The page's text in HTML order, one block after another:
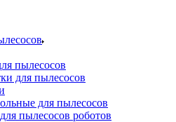
пылесосов
для пылесосов
для пылесосов
пылесосов роботов